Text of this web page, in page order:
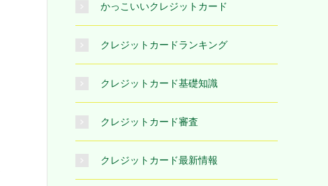
かっこいいクレジットカード
クレジットカードランキング
クレジットカード基礎知識
クレジットカード審査
クレジットカード最新情報